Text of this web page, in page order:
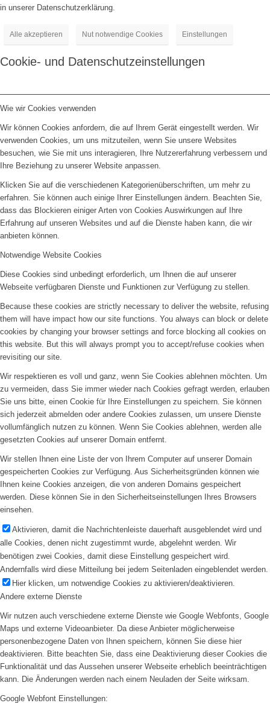
in unserer Datenschutzerklärung.
Alle akzeptieren Nut notwendige Cookies Einstellungen
Cookie- und Datenschutzeinstellungen
Wie wir Cookies verwenden
Wir können Cookies anfordern, die auf Ihrem Gerät eingestellt werden. Wir
verwenden Cookies, um uns mitzuteilen, wenn Sie unsere Websites
besuchen, wie Sie mit uns interagieren, Ihre Nutzererfahrung verbessern und
Ihre Beziehung zu unserer Website anpassen.
Klicken Sie auf die verschiedenen Kategorienüberschriften, um mehr zu
erfahren. Sie können auch einige Ihrer Einstellungen ändern. Beachten Sie,
dass das Blockieren einiger Arten von Cookies Auswirkungen auf Ihre
Erfahrung auf unseren Websites und auf die Dienste haben kann, die wir
anbieten können.
Notwendige Website Cookies
Diese Cookies sind unbedingt erforderlich, um Ihnen die auf unserer
Webseite verfügbaren Dienste und Funktionen zur Verfügung zu stellen.
Because these cookies are strictly necessary to deliver the website, refusing
them will have impact how our site functions. You always can block or delete
cookies by changing your browser settings and force blocking all cookies on
this website. But this will always prompt you to accept/refuse cookies when
revisiting our site.
Wir respektieren es voll und ganz, wenn Sie Cookies ablehnen möchten. Um
zu vermeiden, dass Sie immer wieder nach Cookies gefragt werden, erlauben
Sie uns bitte, einen Cookie für Ihre Einstellungen zu speichern. Sie können
sich jederzeit abmelden oder andere Cookies zulassen, um unsere Dienste
vollumfänglich nutzen zu können. Wenn Sie Cookies ablehnen, werden alle
gesetzten Cookies auf unserer Domain entfernt.
Wir stellen Ihnen eine Liste der von Ihrem Computer auf unserer Domain
gespeicherten Cookies zur Verfügung. Aus Sicherheitsgründen können wie
Ihnen keine Cookies anzeigen, die von anderen Domains gespeichert
werden. Diese können Sie in den Sicherheitseinstellungen Ihres Browsers
einsehen.
Aktivieren, damit die Nachrichtenleiste dauerhaft ausgeblendet wird und
alle Cookies, denen nicht zugestimmt wurde, abgelehnt werden. Wir
benötigen zwei Cookies, damit diese Einstellung gespeichert wird.
Andernfalls wird diese Mitteilung bei jedem Seitenladen eingeblendet werden.
Hier klicken, um notwendige Cookies zu aktivieren/deaktivieren.
Andere externe Dienste
Wir nutzen auch verschiedene externe Dienste wie Google Webfonts, Google
Maps und externe Videoanbieter. Da diese Anbieter möglicherweise
personenbezogene Daten von Ihnen speichern, können Sie diese hier
deaktivieren. Bitte beachten Sie, dass eine Deaktivierung dieser Cookies die
Funktionalität und das Aussehen unserer Webseite erheblich beeinträchtigen
kann. Die Änderungen werden nach einem Neuladen der Seite wirksam.
Google Webfont Einstellungen: